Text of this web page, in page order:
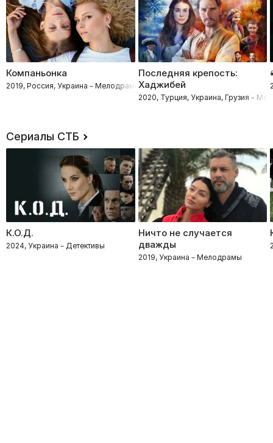
Компаньонка
2019, Россия, Украина – Мелодрамы
Последняя крепость:
Хаджибей
2020, Турция, Украина, Грузия –
Сериалы СТБ
К.О.Д.
2024, Украина – Детективы
Ничто не случается
дважды
2019, Украина – Мелодрамы